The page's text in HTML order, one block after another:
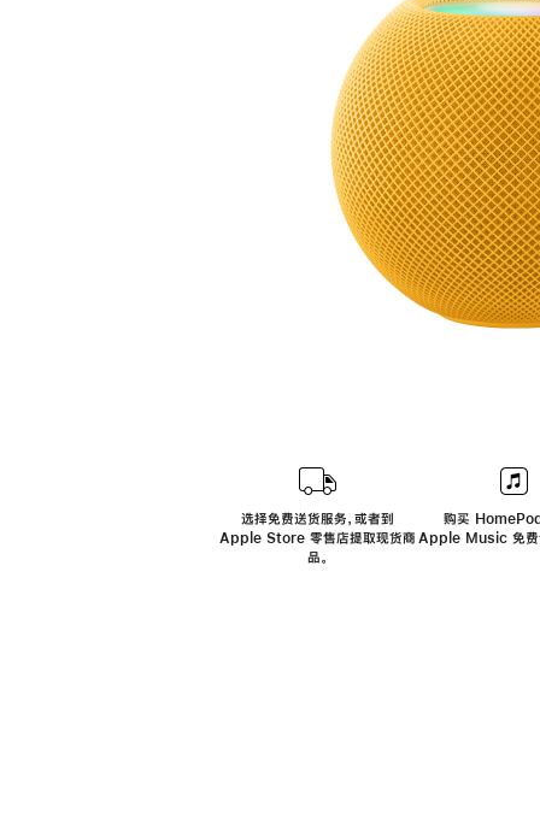
选择免费送货服务，或者到
Apple Store 零售店提取现货商
品。
购买
Apple Music 免费